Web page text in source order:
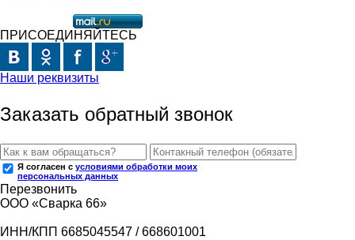
ПРИСОЕДИНЯЙТЕСЬ
Наши реквизиты
Заказать обратный звонок
Я согласен с условиями обработки моих
персональных данных
Перезвонить
ООО «Сварка 66»
ИНН/КПП 6685045547 / 668601001